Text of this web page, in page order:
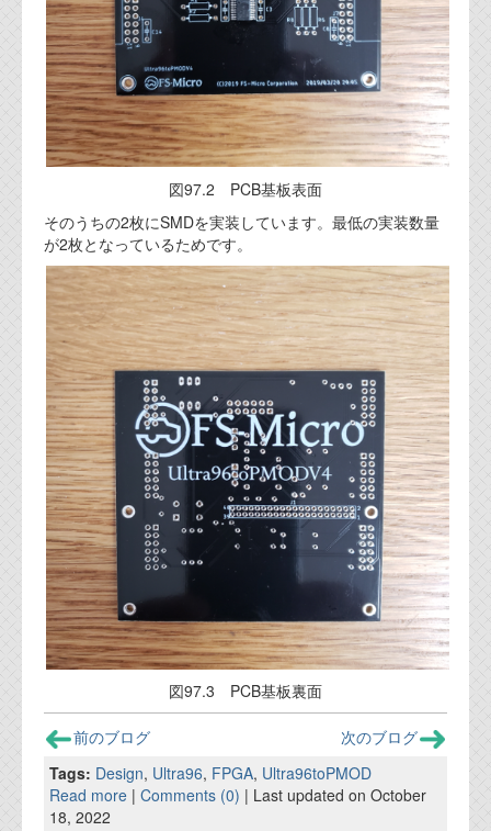
図97.2 PCB基板表面
そのうちの2枚にSMDを実装しています。最低の実装数量
が2枚となっているためです。
図97.3 PCB基板裏面
前のブログ
次のブログ
Tags: Design, Ultra96, FPGA, Ultra96toPMOD
Read more | Comments (0) | Last updated on October
18, 2022